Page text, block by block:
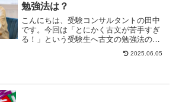
勉強法は？
こんにちは、受験コンサルタントの田中
です。今回は「とにかく古文が苦手すぎ
る！」という受験生へ古文の勉強法の初
歩をお伝えします。初歩と言いつつ、こ
2025.06.05